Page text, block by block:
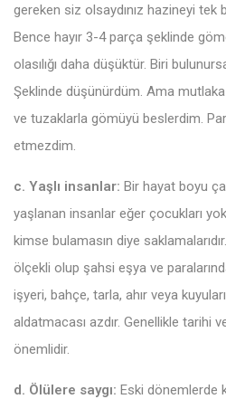
gereken siz olsaydınız hazineyi tek
Bence hayır 3-4 parça şeklinde
olasılığı daha düşüktür. Biri
Şeklinde düşünürdüm. Ama mutlaka
ve tuzaklarla gömüyü beslerdim.
etmezdim.
c. Yaşlı insanlar: Bir hayat boyu
yaşlanan insanlar eğer çocukları
kimse bulamasın diye
ölçekli olup şahsi eşya ve
işyeri, bahçe, tarla, ahır veya
aldatmacası azdır. Genellikle tarihi
önemlidir.
d. Ölülere saygı: Eski dönemlerde